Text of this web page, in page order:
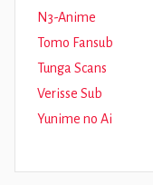
N3-Anime
Tomo Fansub
Tunga Scans
Verisse Sub
Yunime no Ai